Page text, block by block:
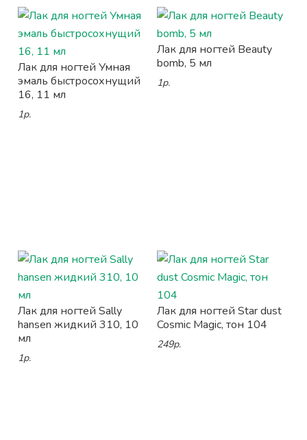
Лак для ногтей Умная
эмаль быстросохнущий
16, 11 мл
1р.
Лак для ногтей Beauty
bomb, 5 мл
1р.
Лак для ногтей Sally
hansen жидкий 310, 10
мл
1р.
Лак для ногтей Star dust
Cosmic Magic, тон 104
249р.